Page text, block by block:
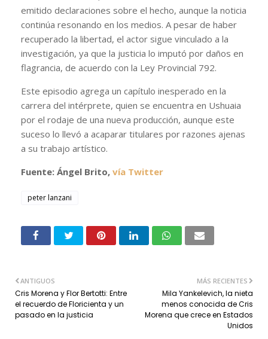
emitido declaraciones sobre el hecho, aunque la noticia
continúa resonando en los medios. A pesar de haber
recuperado la libertad, el actor sigue vinculado a la
investigación, ya que la justicia lo imputó por daños en
flagrancia, de acuerdo con la Ley Provincial 792.
Este episodio agrega un capítulo inesperado en la
carrera del intérprete, quien se encuentra en Ushuaia
por el rodaje de una nueva producción, aunque este
suceso lo llevó a acaparar titulares por razones ajenas
a su trabajo artístico.
Fuente: Ángel Brito, vía Twitter
peter lanzani
MÁS RECIENTES
Mila Yankelevich, la nieta
menos conocida de Cris
Morena que crece en Estados
Unidos
ANTIGUOS
Cris Morena y Flor Bertotti: Entre
el recuerdo de Floricienta y un
pasado en la justicia